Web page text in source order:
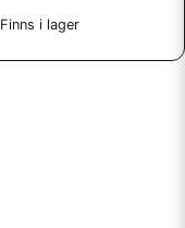
Finns i lager